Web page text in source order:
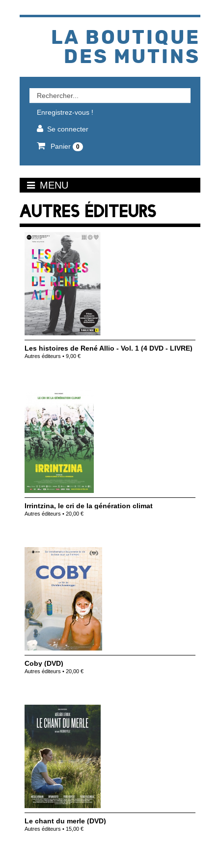
LA BOUTIQUE
DES MUTINS
Rechercher
un
produit
Enregistrez-vous !
Se connecter
Panier 0
MENU
AUTRES ÉDITEURS
Les histoires de René Allio - Vol. 1 (4 DVD - LIVRE)
Autres éditeurs • 9,00 €
Irrintzina, le cri de la génération climat
Autres éditeurs • 20,00 €
Coby (DVD)
Autres éditeurs • 20,00 €
Le chant du merle (DVD)
Autres éditeurs • 15,00 €